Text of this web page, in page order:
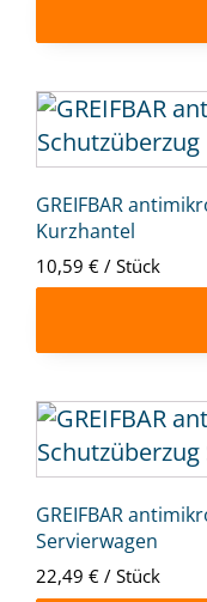
auf
der
Produktseite
gewählt
werden
GREIFBAR
Kurzhantel
10,59 € / Stück
Dieses
Produkt
weist
mehrere
Varianten
auf.
auf
der
Produktseite
gewählt
werden
GREIFBAR
Servierwagen
22,49 € / Stück
Dieses
Produkt
weist
mehrere
Varianten
auf.